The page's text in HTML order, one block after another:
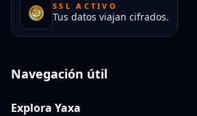
SSL ACTIVO
Tus datos viajan cifrados.
Navegación útil
Explora Yaxa